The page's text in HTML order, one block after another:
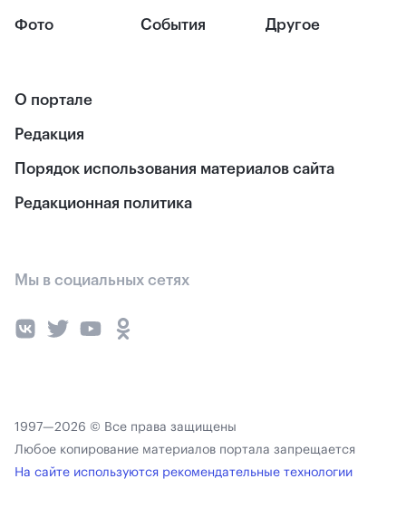
Фото События Другое
О портале
Редакция
Порядок использования материалов сайта
Редакционная политика
Мы в социальных сетях
1997—2026 © Все права защищены
Любое копирование материалов портала запрещается
На сайте используются рекомендательные технологии